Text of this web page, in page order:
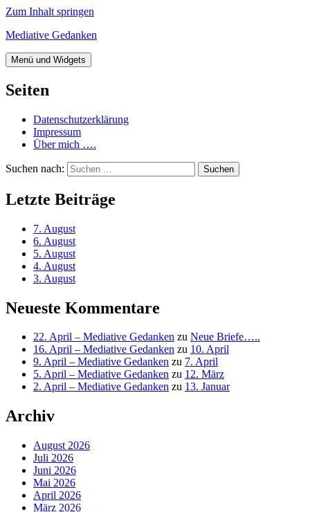
Zum Inhalt springen
Mediative Gedanken
Menü und Widgets
Seiten
Datenschutzerklärung
Impressum
Über mich ….
Suchen nach:
Letzte Beiträge
7. August
6. August
5. August
4. August
3. August
Neueste Kommentare
22. April – Mediative Gedanken zu Neue Briefe…..
16. April – Mediative Gedanken zu 10. April
9. April – Mediative Gedanken zu 7. April
5. April – Mediative Gedanken zu 12. März
2. April – Mediative Gedanken zu 13. Januar
Archiv
August 2026
Juli 2026
Juni 2026
Mai 2026
April 2026
März 2026